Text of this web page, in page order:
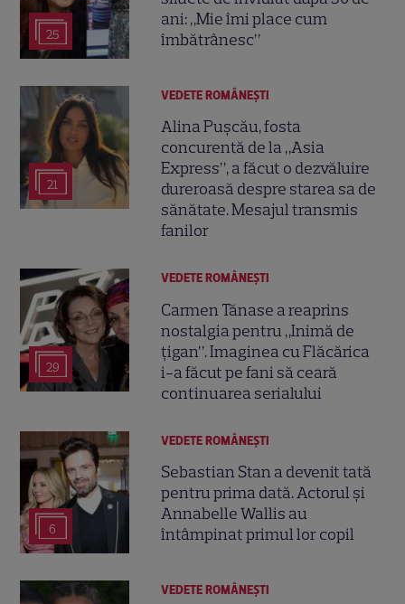
25
ani: „Mie îmi place cum
îmbătrânesc”
21
VEDETE ROMÂNEŞTI
Alina Pușcău, fosta
concurentă de la „Asia
Express”, a făcut o dezvăluire
dureroasă despre starea sa de
sănătate. Mesajul transmis
fanilor
29
VEDETE ROMÂNEŞTI
Carmen Tănase a reaprins
nostalgia pentru „Inimă de
țigan”. Imaginea cu Flăcărica
i-a făcut pe fani să ceară
continuarea serialului
6
VEDETE ROMÂNEŞTI
Sebastian Stan a devenit tată
pentru prima dată. Actorul și
Annabelle Wallis au
întâmpinat primul lor copil
VEDETE ROMÂNEŞTI